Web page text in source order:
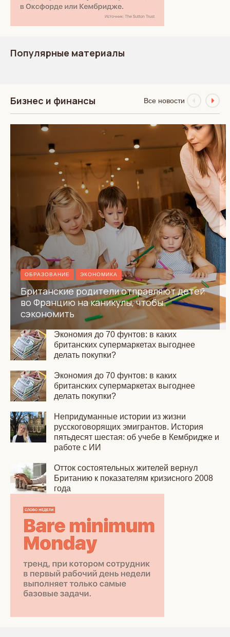
Популярные материалы
Бизнес и финансы Все новости
ОБРАЗОВАНИЕ ЭКОНОМИКА
Британские родители отправляют детей
во Францию на каникулы, чтобы
сэкономить
Экономия до 70 фунтов: в каких
британских супермаркетах выгоднее
делать покупки?
Экономия до 70 фунтов: в каких
британских супермаркетах выгоднее
делать покупки?
Непридуманные истории из жизни
русскоговорящих эмигрантов. История
пятьдесят шестая: об учебе в Кембридже и
работе с ИИ
Отток состоятельных жителей вернул
Британию к показателям кризисного 2008
года